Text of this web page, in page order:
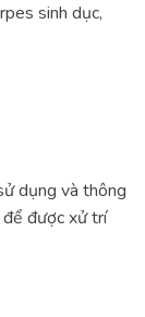
sinh dục,
dụng và thông
được xử trí